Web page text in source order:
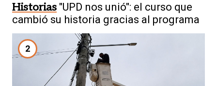
Historias "UPD nos unió": el curso que
cambió su historia gracias al programa
2